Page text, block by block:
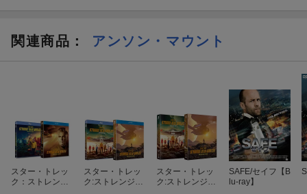
関連商品 ： アンソン・マウント
スター・トレッ
ク：ストレン
スター・トレッ
ク:ストレンジ・
スター・トレッ
ク:ストレンジ・
SAFE/セイフ【B
lu-ray】